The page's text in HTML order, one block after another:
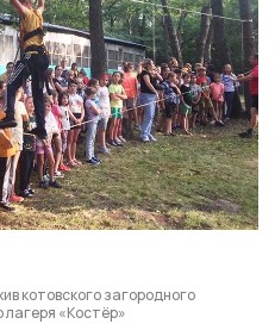
котовского загородного
лагеря «Костёр»